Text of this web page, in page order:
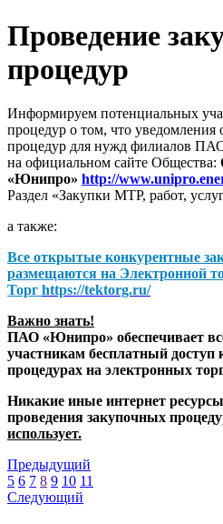
Проведение
процедур
Информируем потенциальных
процедур о том, что
процедур для нужд филиалов
на официальном сайте Общества:
«Юнипро» http://
Раздел «Закупки МТР, работ,
а также:
Все открытые конкурентные
размещаются на Электронной
Торг https://tektorg.ru/
Важно знать!
ПАО «Юнипро» обеспечивает
участникам бесплатный
процедурах на электронных
Никакие иные интернет
проведения закупочных
использует.
Предыдущий
5 6 7 8 9 10 11
Следующий